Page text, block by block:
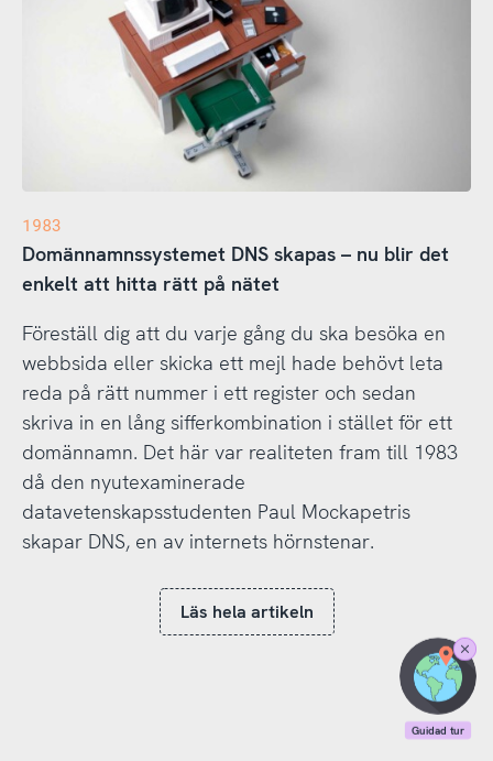
1983
Domännamnssystemet DNS skapas – nu blir det
enkelt att hitta rätt på nätet
Föreställ dig att du varje gång du ska besöka en
webbsida eller skicka ett mejl hade behövt leta
reda på rätt nummer i ett register och sedan
skriva in en lång sifferkombination i stället för ett
domännamn. Det här var realiteten fram till 1983
då den nyutexaminerade
datavetenskapsstudenten Paul Mockapetris
skapar DNS, en av internets hörnstenar.
Läs hela artikeln
Stäng
Guidad
tur